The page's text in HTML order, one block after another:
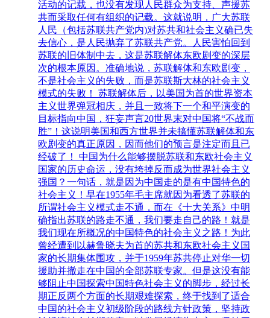
活动的记载，也没有发现人民群众为支持、声援苏
共而采取任何有组织的记载。这就说明，广大苏联
人民（包括苏联共产党内)对苏共和社会主义确已失
去信心，是人民抛弃了苏联共产党。人民害怕回到
苏联的旧体制中去，这是苏联解体东欧剧变的深层
次的根本原因。准确地说，苏联解体和东欧剧变，
不是社会主义的失败，而是苏联斯大林的社会主义
模式的失败！ 苏联解体后，以美国为首的世界资本
主义世界弹冠相庆，并且一致将下一个和平演变的
目标指向中国，狂妄声言20世界末对中国将“不战而
胜”！这说明美国和西方世界并未搞懂苏联解体和东
欧剧变的真正原因，因而他们的预言是注定而且已
经破了！ 中国为什么能够摆脱苏联和东欧社会主义
国家的历史命运，没有垮掉反而成为世界社会主义
强国？一句话，就是因为中国走的是有中国特色的
社会主义！早在1955年毛主席就因为看透了苏联的
所谓社会主义模式走不通，而在《十大关系》中明
确指出苏联的路走不通，我们要走自己的路！就是
我们现在所概况的中国特色的社会主义之路！为此
曾经遭到以赫鲁晓夫为首的苏共和东欧社会主义国
家的长期集体围攻，并于1959年苏共停止对华一切
援助并撤走在中国的全部苏联专家。但是这没有能
够阻止中国探索中国特色社会主义的脚步，经过长
期正反两个方面的长期艰难探索，终于找到了适合
中国的社会主义初级阶段的路线方针政策，坚持政